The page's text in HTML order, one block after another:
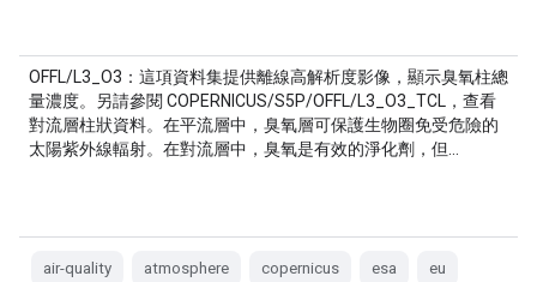
OFFL/L3_O3：這項資料集提供離線高解析度影像，顯示臭氧柱總
量濃度。另請參閱 COPERNICUS/S5P/OFFL/L3_O3_TCL，查看
對流層柱狀資料。在平流層中，臭氧層可保護生物圈免受危險的
太陽紫外線輻射。在對流層中，臭氧是有效的淨化劑，但…
air-quality atmosphere copernicus esa eu